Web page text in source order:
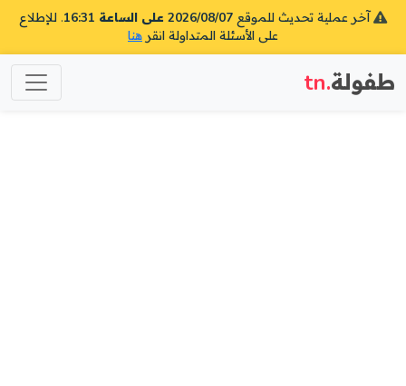
آخر عملية تحديث للموقع 2026/08/07 على الساعة 16:31
. للإطلاع
على الأسئلة المتداولة انقر هنا
طفولة.tn